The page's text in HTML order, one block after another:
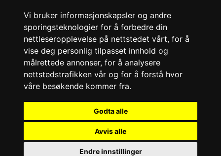
Vi bruker informasjonskapsler og andre
sporingsteknologier for å forbedre din
nettleseropplevelse på nettstedet vårt, for å
vise deg personlig tilpasset innhold og
målrettede annonser, for å analysere
nettstedstrafikken vår og for å forstå hvor
våre besøkende kommer fra.
Godta alle
Avvis alle
Endre innstillinger